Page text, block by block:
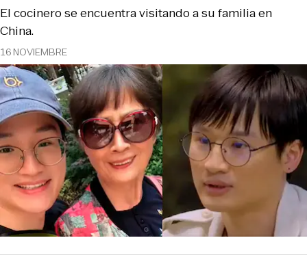
16 NOVIEMBRE
El cocinero se encuentra visitando a su familia en
China.